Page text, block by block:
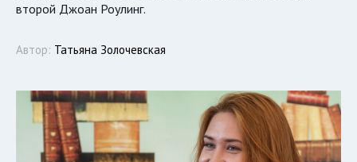
второй Джоан Роулинг.
Автор: Татьяна Золочевская